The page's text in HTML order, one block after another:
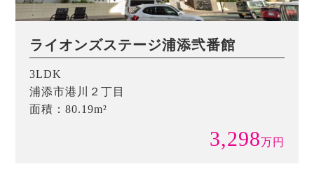
ライオンズステージ浦添弐番館
3LDK
浦添市港川２丁目
面積：80.19m²
3,298万円